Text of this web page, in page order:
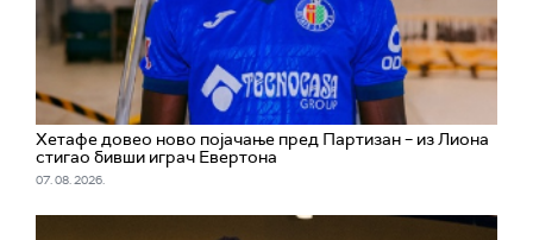
Хетафе довео ново појачање пред Партизан – из Лиона
стигао бивши играч Евертона
07. 08. 2026.